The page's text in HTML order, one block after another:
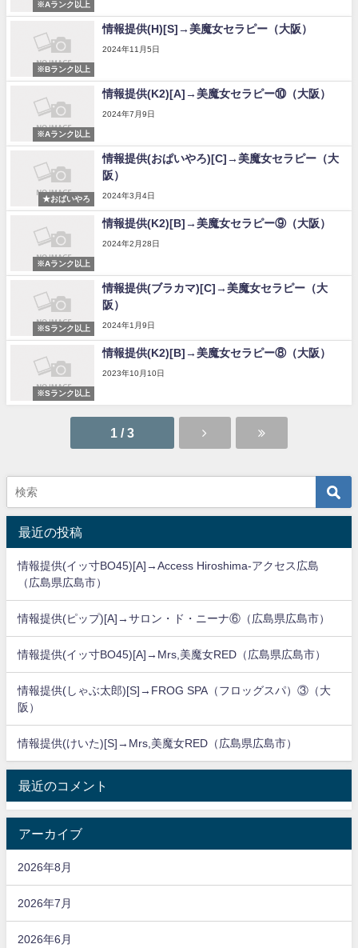
※Aランク以上
※Bランク以上
情報提供(H)[S]→美魔女セラピー（大阪）
2024年11月5日
※Aランク以上
情報提供(K2)[A]→美魔女セラピー⑩（大阪）
2024年7月9日
★おぱいやろ
情報提供(おぱいやろ)[C]→美魔女セラピー（大
阪）
2024年3月4日
※Aランク以上
情報提供(K2)[B]→美魔女セラピー⑨（大阪）
2024年2月28日
※Sランク以上
情報提供(ブラカマ)[C]→美魔女セラピー（大
阪）
2024年1月9日
※Sランク以上
情報提供(K2)[B]→美魔女セラピー⑧（大阪）
2023年10月10日
1 / 3
最近の投稿
情報提供(イッ寸BO45)[A]→Access Hiroshima-アクセス広島
（広島県広島市）
情報提供(ピップ)[A]→サロン・ド・ニーナ⑥（広島県広島市）
情報提供(イッ寸BO45)[A]→Mrs,美魔女RED（広島県広島市）
情報提供(しゃぶ太郎)[S]→FROG SPA（フロッグスパ）③（大
阪）
情報提供(けいた)[S]→Mrs,美魔女RED（広島県広島市）
最近のコメント
アーカイブ
2026年8月
2026年7月
2026年6月